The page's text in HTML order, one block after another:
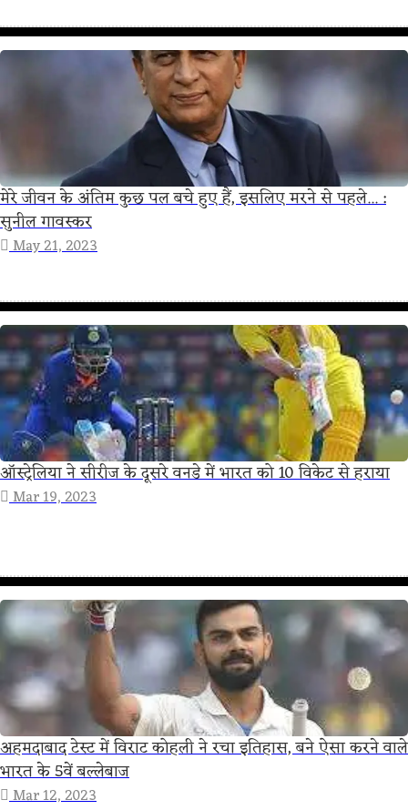
मेरे जीवन के अंतिम कुछ पल बचे हुए हैं, इसलिए मरने से पहले... :
सुनील गावस्कर
May 21, 2023
ऑस्ट्रेलिया ने सीरीज के दूसरे वनडे में भारत को 10 विकेट से हराया
Mar 19, 2023
अहमदाबाद टेस्ट में विराट कोहली ने रचा इतिहास, बने ऐसा करने वाले
भारत के 5वें बल्लेबाज
Mar 12, 2023